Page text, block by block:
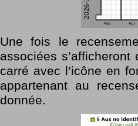
Une fois le
associées
carré avec l’icône en
appartenant au
donnée.